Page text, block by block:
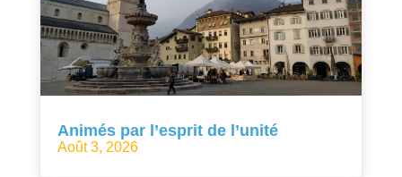
Animés par l’esprit de l’unité
Août 3, 2026